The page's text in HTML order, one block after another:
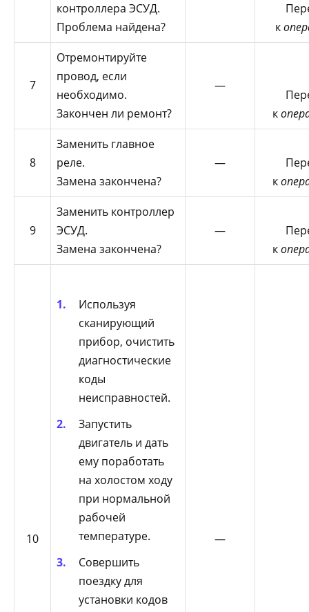
контроллера ЭСУД.
Проблема найдена?
к
7
Отремонтируйте
провод, если
необходимо.
Закончен ли ремонт?
—
к
8
Заменить главное
реле.
Замена закончена?
—
к
9
Заменить контроллер
ЭСУД.
Замена закончена?
—
к
10
Используя
сканирующий
прибор, очистить
диагностические
коды
неисправностей.
Запустить
двигатель и дать
ему поработать
на холостом ходу
при нормальной
рабочей
температуре.
Совершить
поездку для
установки кодов
—